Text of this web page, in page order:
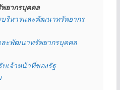
ยากรบุคคล
ริหารและพัฒนาทรัพยากร
ละพัฒนาทรัพยากรบุคคล
เจ้าหน้าที่ของรัฐ